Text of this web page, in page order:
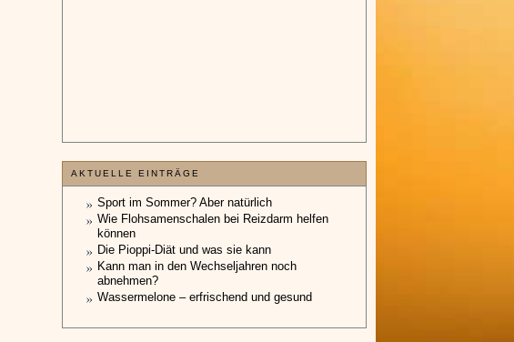
AKTUELLE EINTRÄGE
Sport im Sommer? Aber natürlich
Wie Flohsamenschalen bei Reizdarm helfen
können
Die Pioppi-Diät und was sie kann
Kann man in den Wechseljahren noch
abnehmen?
Wassermelone – erfrischend und gesund